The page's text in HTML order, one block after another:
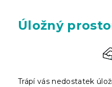
Úložný
Trápí vás nedostatek